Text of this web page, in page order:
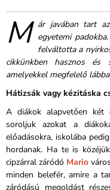
M ár javában tart
egyetemi
felváltotta a
cikkünkben hasznos és
amelyekkel megfelelő
Hátizsák vagy kézitáska
A diákok alapvetően két
soroljuk azokat a
előadásokra, iskolába
hordanak. Ha te is
cipzárral záródó Mario
minden belefér, amire a
záródású megoldást